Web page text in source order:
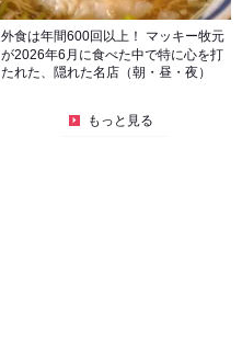
外食は年間600回以上！ マッキー牧元
が2026年6月に食べた中で特に心を打
たれた、隠れた名店（朝・昼・夜）
もっと見る